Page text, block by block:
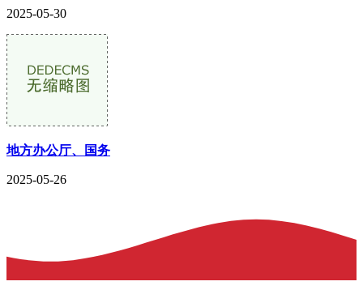
2025-05-30
地方办公厅、国务
2025-05-26